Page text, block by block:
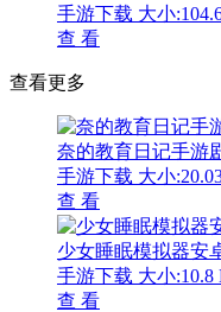
手游下载 大小
查 看
查看更多
奈的教育日记手游
手游下载 大小
查 看
少女睡眠模拟器安
手游下载 大小:10.8
查 看